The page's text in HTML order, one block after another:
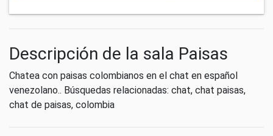
Descripción de la sala Paisas
Chatea con paisas colombianos en el chat en español
venezolano.. Búsquedas relacionadas: chat, chat paisas,
chat de paisas, colombia